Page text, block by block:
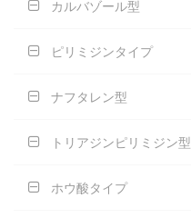
カルバゾール型
ピリミジンタイプ
ナフタレン型
トリアジンピリミジン型
ホウ酸タイプ